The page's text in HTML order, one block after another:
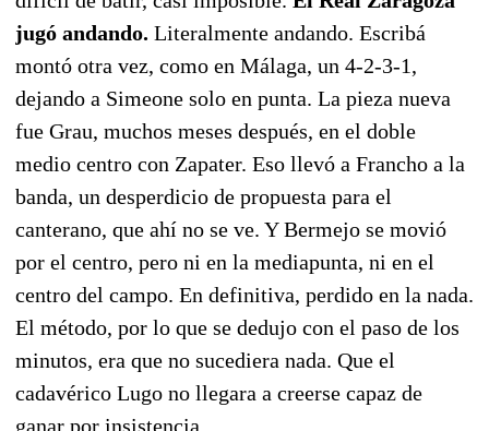
jugó andando. Literalmente andando. Escribá
montó otra vez, como en Málaga, un 4-2-3-1,
dejando a Simeone solo en punta. La pieza nueva
fue Grau, muchos meses después, en el doble
medio centro con Zapater. Eso llevó a Francho a la
banda, un desperdicio de propuesta para el
canterano, que ahí no se ve. Y Bermejo se movió
por el centro, pero ni en la mediapunta, ni en el
centro del campo. En definitiva, perdido en la nada.
El método, por lo que se dedujo con el paso de los
minutos, era que no sucediera nada. Que el
cadavérico Lugo no llegara a creerse capaz de
ganar por insistencia.